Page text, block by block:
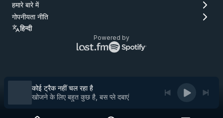
हमारे बारे में
गोपनीयता नीति
हिन्दी
Powered by
Lastfm
लोगो
कोई ट्रैक नहीं चल रहा है
खोजने के लिए बहुत कुछ है, बस प्ले दबाएं